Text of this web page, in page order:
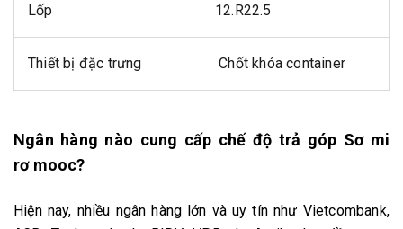
Lốp 12.R22.5
Thiết bị đặc trưng Chốt khóa container
Ngân hàng nào cung cấp chế độ trả góp Sơ mi
rơ mooc?
Hiện nay, nhiều ngân hàng lớn và uy tín như Vietcombank,